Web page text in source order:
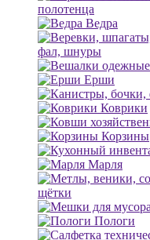
полотенца
Ведра
фал, шнуры
Ерши
Коврики
Корзины
Марля
щётки
Пологи